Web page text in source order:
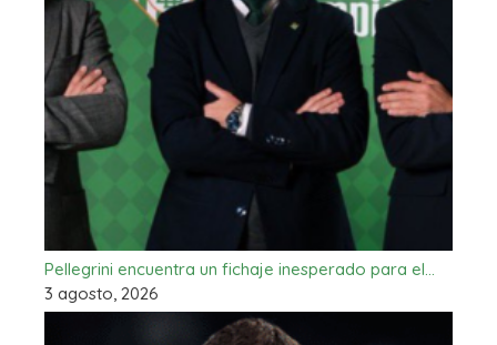
Pellegrini encuentra un fichaje inesperado para el…
3 agosto, 2026